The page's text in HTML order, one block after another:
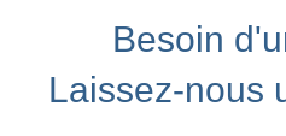
Besoin
Laissez-nous